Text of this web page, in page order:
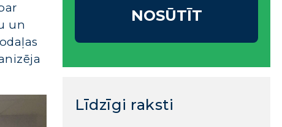
un
NOSŪTĪT
Līdzīgi raksti